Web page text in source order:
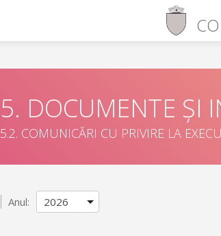
5. DOCUMENTE ȘI
5.2. COMUNICĂRI CU PRIVIRE LA
Anul: